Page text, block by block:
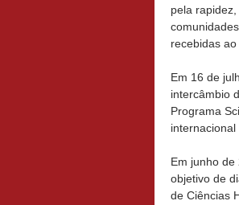
pela
recebidas ao
Em 16 de
intercâmbio
Programa
internacional
Em junho de
objetivo de
de Ciências